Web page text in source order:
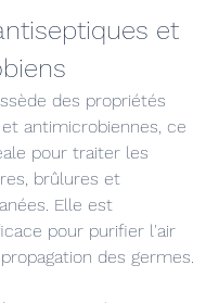
et
des propriétés
antimicrobiennes, ce
pour traiter les
brûlures et
Elle est
pour purifier l'air
des germes.